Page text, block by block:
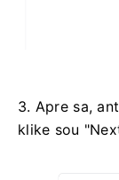
3. Apre sa,
klike sou